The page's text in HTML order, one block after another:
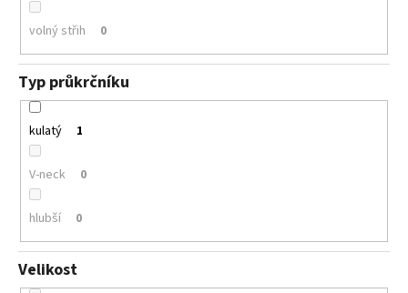
volný střih 0
Typ průkrčníku
kulatý 1
V-neck 0
hlubší 0
Velikost